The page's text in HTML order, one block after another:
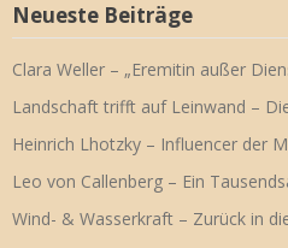
Neueste Beiträge
Clara Weller – „Eremitin außer
Landschaft trifft auf Leinwand –
Heinrich Lhotzky – Influencer der
Leo von Callenberg – Ein
Wind- & Wasserkraft – Zurück in